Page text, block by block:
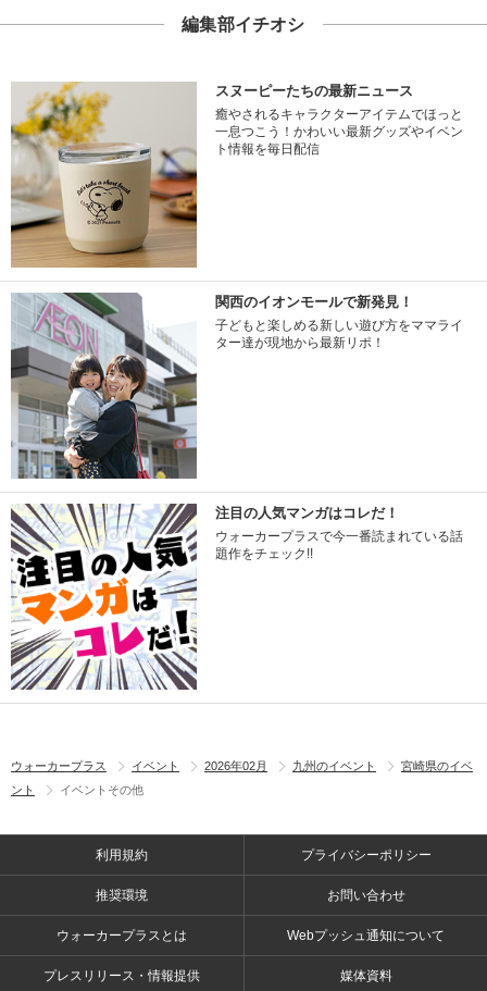
編集部イチオシ
スヌーピーたちの最新ニュース
癒やされるキャラクターアイテムでほっと
一息つこう！かわいい最新グッズやイベン
ト情報を毎日配信
関西のイオンモールで新発見！
子どもと楽しめる新しい遊び方をママライ
ター達が現地から最新リポ！
注目の人気マンガはコレだ！
ウォーカープラスで今一番読まれている話
題作をチェック!!
ウォーカープラス イベント 2026年02月 九州のイベント
宮崎県のイベ
ント
イベントその他
利用規約 プライバシーポリシー
推奨環境 お問い合わせ
ウォーカープラスとは Webプッシュ通知について
プレスリリース・情報提供 媒体資料